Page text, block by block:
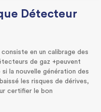
Détecteur
en un calibrage des
de gaz +peuvent
la nouvelle génération des
les risques de dérives,
certifier le bon